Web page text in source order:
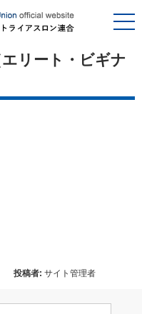
リート・ビギナ
投稿者: サイト管理者